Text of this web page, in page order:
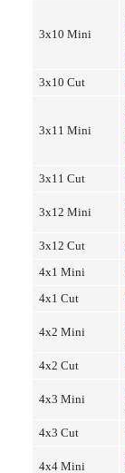
3x10 Mini
3x10 Cut
3x11 Mini
3x11 Cut
3x12 Mini
3x12 Cut
4x1 Mini
4x1 Cut
4x2 Mini
4x2 Cut
4x3 Mini
4x3 Cut
4x4 Mini